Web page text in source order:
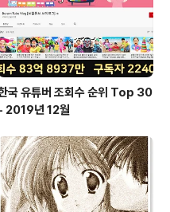
국 유튜버 조회수 순위 Top 30
2019년 12월